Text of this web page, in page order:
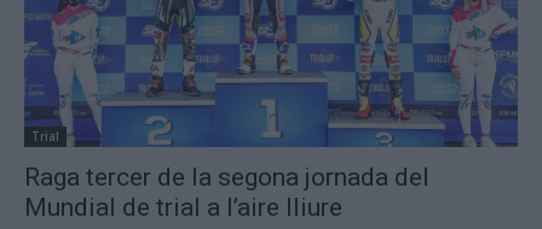
Trial
Raga tercer de la segona jornada del
Mundial de trial a l’aire lliure